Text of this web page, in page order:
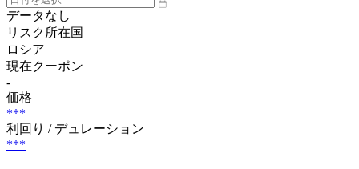
データなし
リスク所在国
ロシア
現在クーポン
-
価格
***
利回り / デュレーション
***